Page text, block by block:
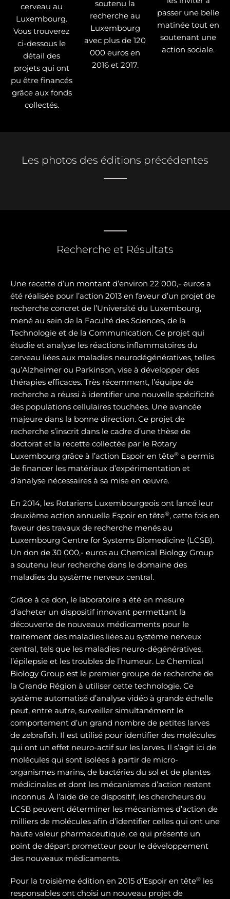
cerveau au
Luxembourg.
Vous trouverez
ci-dessous le
détail des
projets qui ont
pu être financés
grâce aux fonds
collectés.
soutenu la
recherche au
Luxembourg
avec plus de 120
000 euros en
2016 et 2017.
passer une belle
matinée tout en
soutenant une
action sociale.
Les photos des éditions précédentes
Recherche et Résultats
Une recette d’un montant d’environ 22 000,- euros a
été réalisée pour l’action 2013 en faveur d’un projet de
recherche concret de l’Université du Luxembourg,
mené au sein de la Faculté des Sciences, de la
Technologie et de la Communication. Ce projet qui
étudie et analyse les réactions inflammatoires du
cerveau liées aux maladies neurodégénératives, telles
qu’Alzheimer ou Parkinson, vise à développer des
thérapies efficaces. Très récemment, l’équipe de
recherche a réussi à identifier une nouvelle spécificité
des populations cellulaires touchées. Une avancée
majeure dans la bonne direction. Ce projet de
recherche s’inscrit dans le cadre d’une thèse de
doctorat et la recette collectée par le Rotary
Luxembourg grâce à l’action Espoir en tête® a permis
de financer les matériaux d’expérimentation et
d’analyse nécessaires à sa mise en œuvre.
En 2014, les Rotariens Luxembourgeois ont lancé leur
deuxième action annuelle Espoir en tête®, cette fois en
faveur des travaux de recherche menés au
Luxembourg Centre for Systems Biomedicine (LCSB).
Un don de 30 000,- euros au Chemical Biology Group
a soutenu leur recherche dans le domaine des
maladies du système nerveux central.
Grâce à ce don, le laboratoire a été en mesure
d’acheter un dispositif innovant permettant la
découverte de nouveaux médicaments pour le
traitement des maladies liées au système nerveux
central, tels que les maladies neuro-dégénératives,
l’épilepsie et les troubles de l’humeur. Le Chemical
Biology Group est le premier groupe de recherche de
la Grande Région à utiliser cette technologie. Ce
système automatisé d’analyse vidéo à grande échelle
peut, entre autre, surveiller simultanément le
comportement d’un grand nombre de petites larves
de zebrafish. Il est utilisé pour identifier des molécules
qui ont un effet neuro-actif sur les larves. Il s’agit ici de
molécules qui sont isolées à partir de micro-
organismes marins, de bactéries du sol et de plantes
médicinales et dont les mécanismes d’action restent
inconnus. À l’aide de ce dispositif, les chercheurs du
LCSB peuvent déterminer les mécanismes d’action de
milliers de molécules afin d’identifier celles qui ont une
haute valeur pharmaceutique, ce qui présente un
point de départ prometteur pour le développement
des nouveaux médicaments.
Pour la troisième édition en 2015 d’Espoir en tête® les
responsables ont choisi un nouveau projet de